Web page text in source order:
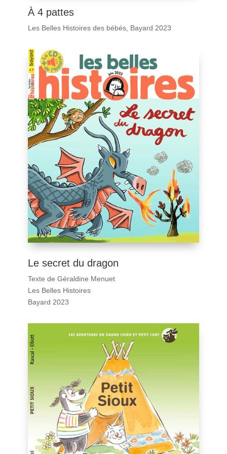
À 4 pattes
Les Belles Histoires des bébés, Bayard 2023
Le secret du dragon
Texte de Géraldine Menuet
Les Belles Histoires
Bayard 2023